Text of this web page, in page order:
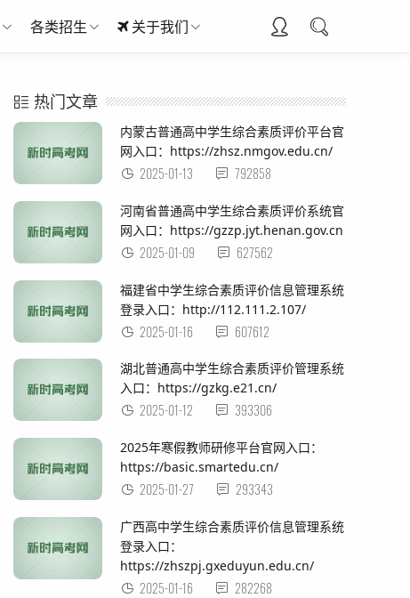
各类招生 关于我们
热门文章
内蒙古普通高中学生综合素质评价平台官
网入口：https://zhsz.nmgov.edu.cn/
2025-01-13 792858
河南省普通高中学生综合素质评价系统官
网入口：https://gzzp.jyt.henan.gov.cn
2025-01-09 627562
福建省中学生综合素质评价信息管理系统
登录入口：http://112.111.2.107/
2025-01-16 607612
湖北普通高中学生综合素质评价管理系统
入口：https://gzkg.e21.cn/
2025-01-12 393306
2025年寒假教师研修平台官网入口：
https://basic.smartedu.cn/
2025-01-27 293343
广西高中学生综合素质评价信息管理系统
登录入口：
https://zhszpj.gxeduyun.edu.cn/
2025-01-16 282268